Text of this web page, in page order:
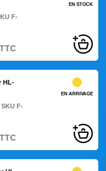
F-
EN STOCK
HL-
SKU F-
EN ARRIVAGE